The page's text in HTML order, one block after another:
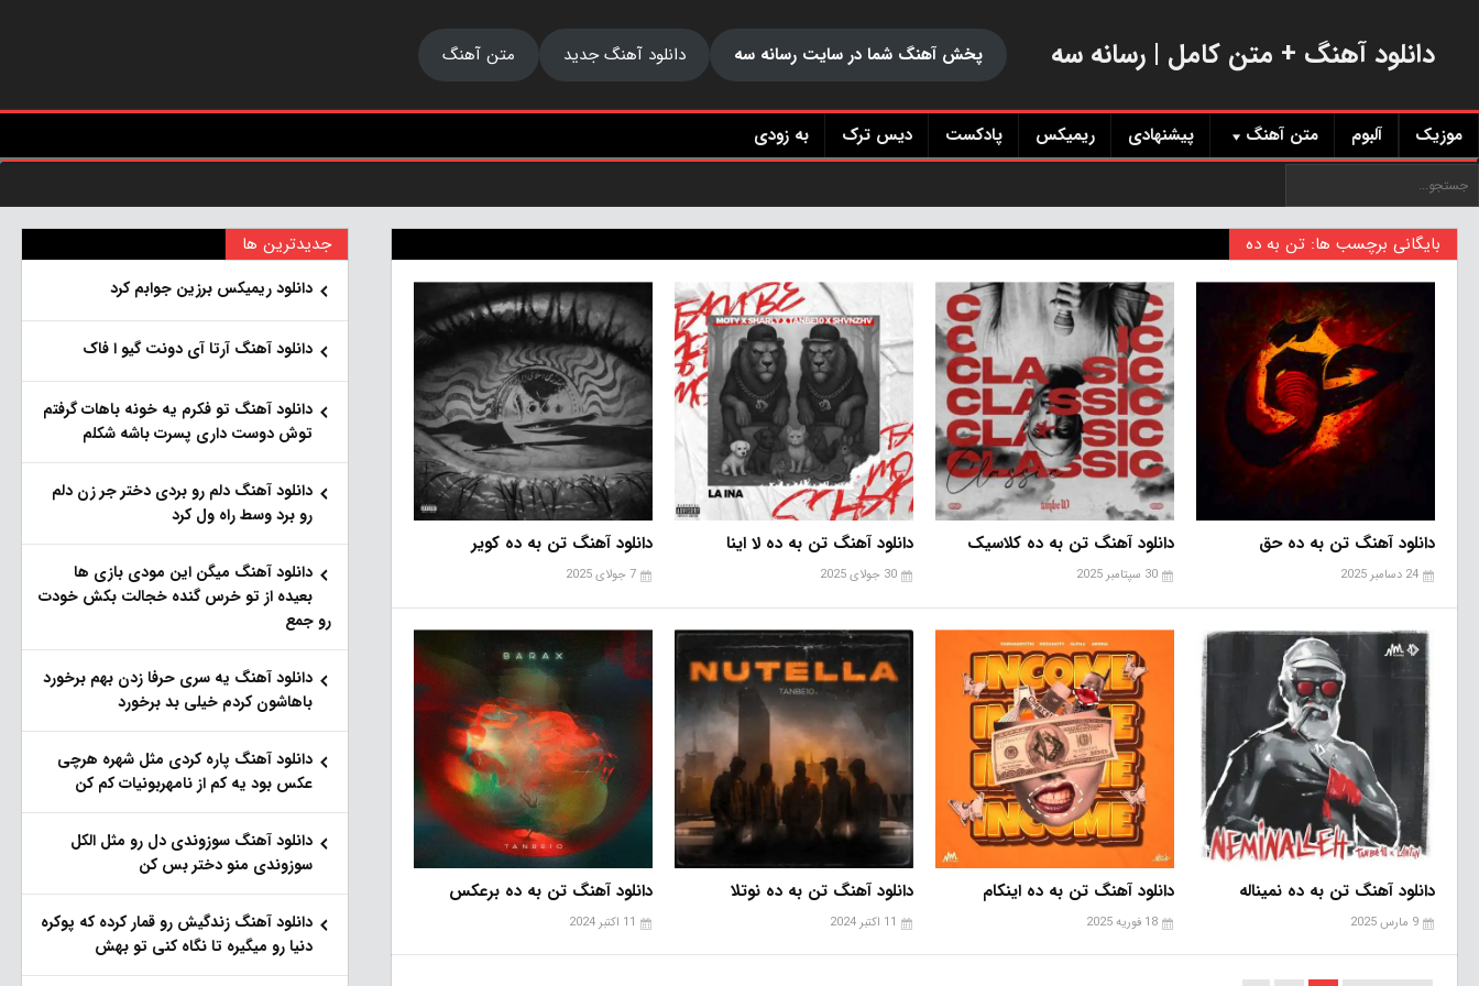
دانلود آهنگ + متن کامل | رسانه سه پخش آهنگ شما در سایت رسانه سه دانلود آهنگ جدید متن آهنگ
موزیک آلبوم متن آهنگ پیشنهادی ریمیکس پادکست دیس ترک به زودی
بایگانی برچسب ها: تن به ده
دانلود آهنگ تن به ده حق
24 دسامبر 2025
دانلود آهنگ تن به ده کلاسیک
30 سپتامبر 2025
دانلود آهنگ تن به ده لا اینا
30 جولای 2025
دانلود آهنگ تن به ده کویر
7 جولای 2025
دانلود آهنگ تن به ده نمیناله
9 مارس 2025
دانلود آهنگ تن به ده اینکام
18 فوریه 2025
دانلود آهنگ تن به ده نوتلا
11 اکتبر 2024
دانلود آهنگ تن به ده برعکس
11 اکتبر 2024
جدیدترین ها
دانلود ریمیکس برزین جوابم کرد
دانلود آهنگ آرتا آی دونت گیو ا فاک
دانلود آهنگ تو فکرم یه خونه باهات گرفتم
توش دوست داری پسرت باشه شکلم
دانلود آهنگ دلم رو بردی دختر جر زن دلم
رو برد وسط راه ول کرد
دانلود آهنگ میگن این مودی بازی ها
بعیده از تو خرس گنده خجالت بکش خودت
رو جمع
دانلود آهنگ یه سری حرفا زدن بهم برخورد
باهاشون کردم خیلی بد برخورد
دانلود آهنگ پاره کردی مثل شهره هرچی
عکس بود یه کم از نامهربونیات کم کن
دانلود آهنگ سوزوندی دل رو مثل الکل
سوزوندی منو دختر بس کن
دانلود آهنگ زندگیش رو قمار کرده که پوکره
دنیا رو میگیره تا نگاه کنی تو بهش